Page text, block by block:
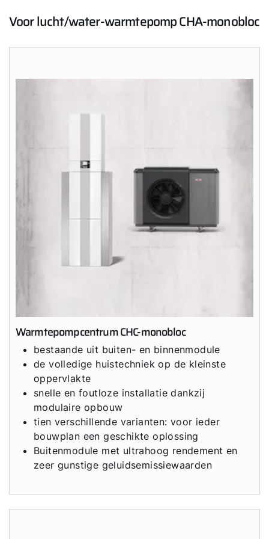
Voor lucht/water-warmtepomp CHA-monobloc
Warmtepompcentrum CHC-monobloc
bestaande uit buiten- en binnenmodule
de volledige huistechniek op de kleinste
oppervlakte
snelle en foutloze installatie dankzij
modulaire opbouw
tien verschillende varianten: voor ieder
bouwplan een geschikte oplossing
Buitenmodule met ultrahoog rendement en
zeer gunstige geluidsemissiewaarden